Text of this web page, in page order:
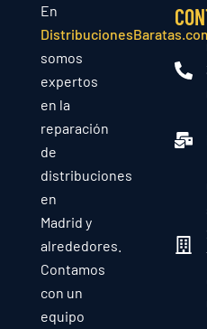
En
somos
expertos
en la
reparación
de
distribuciones
en
Madrid y
alrededores.
Contamos
con un
equipo